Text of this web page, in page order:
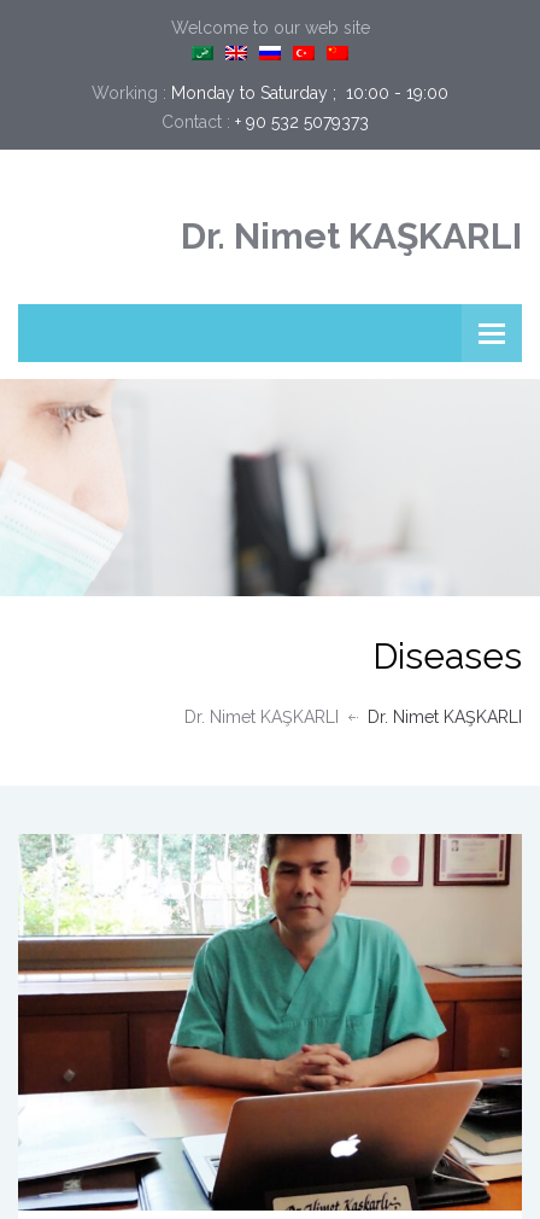
Welcome to our web site
Working : Monday to Saturday ;  10:00 - 19:00
+ 90 532 5079373
Dr. Nimet KAŞKARLI
Diseases
Dr. Nimet KAŞKARLI
Dr. Nimet KAŞKARLI